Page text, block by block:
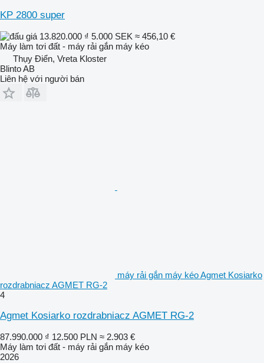
KP 2800 super
13.820.000 ₫ 5.000 SEK ≈ 456,10 €
Máy làm tơi đất - máy rải gắn máy kéo
Thụy Điển, Vreta Kloster
Blinto AB
Liên hệ với người bán
máy rải gắn máy kéo Agmet Kosiarko
rozdrabniacz AGMET RG-2
4
Agmet Kosiarko rozdrabniacz AGMET RG-2
87.990.000 ₫ 12.500 PLN ≈ 2.903 €
Máy làm tơi đất - máy rải gắn máy kéo
2026